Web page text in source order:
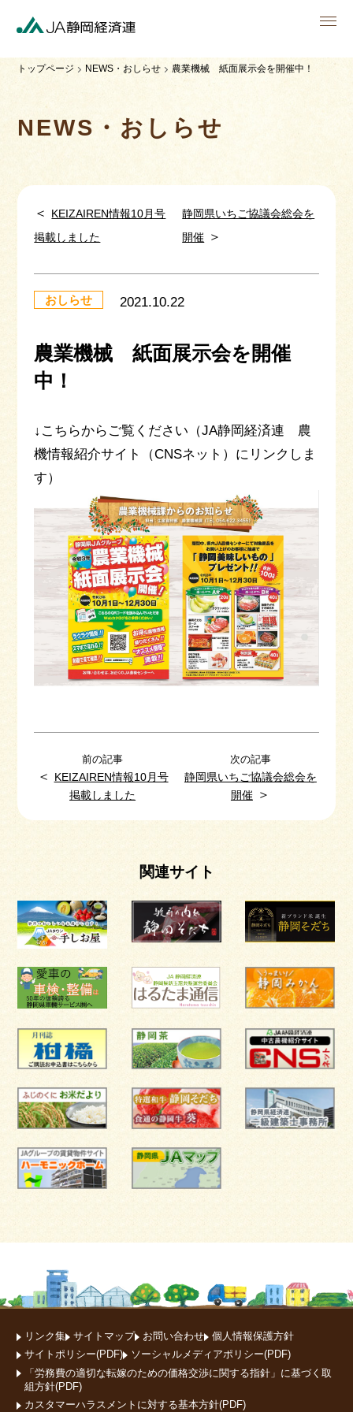
トップページ NEWS・おしらせ 農業機械 紙面展示会を開催中！
NEWS・おしらせ
＜
KEIZAIREN情報10月号
掲載しました
静岡県いちご協議会総会を
開催 ＞
おしらせ 2021.10.22
農業機械 紙面展示会を開催
中！
↓こちらからご覧ください（JA静岡経済連 農
機情報紹介サイト（CNSネット）にリンクしま
す）
前の記事
＜
KEIZAIREN情報10月号
掲載しました
次の記事
静岡県いちご協議会総会を
開催＞
関連サイト
リンク集 サイトマップ お問い合わせ
個人情報保護方針
サイトポリシー(PDF)
ソーシャルメディアポリシー(PDF)
「労務費の適切な転嫁のための価格交渉に関する指針」に基づく取
組方針(PDF)
カスタマーハラスメントに対する基本方針(PDF)